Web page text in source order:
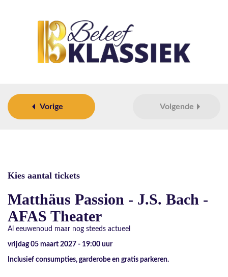
Vorige Volgende
Kies aantal tickets
Matthäus Passion - J.S. Bach -
AFAS Theater
Al eeuwenoud maar nog steeds actueel
vrijdag 05 maart 2027 - 19:00 uur
Inclusief consumpties, garderobe en gratis parkeren.